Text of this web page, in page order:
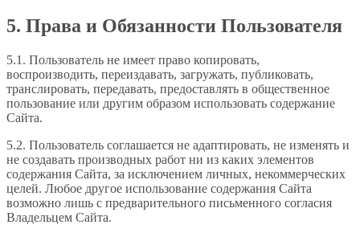
5. Права и Обязанности Пользователя
5.1. Пользователь не имеет право копировать,
воспроизводить, переиздавать, загружать, публиковать,
транслировать, передавать, предоставлять в общественное
пользование или другим образом использовать содержание
Сайта.
5.2. Пользователь соглашается не адаптировать, не изменять и
не создавать производных работ ни из каких элементов
содержания Сайта, за исключением личных, некоммерческих
целей. Любое другое использование содержания Сайта
возможно лишь с предварительного письменного согласия
Владельцем Сайта.